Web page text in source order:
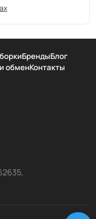
БрендыБлог
обменКонтакты